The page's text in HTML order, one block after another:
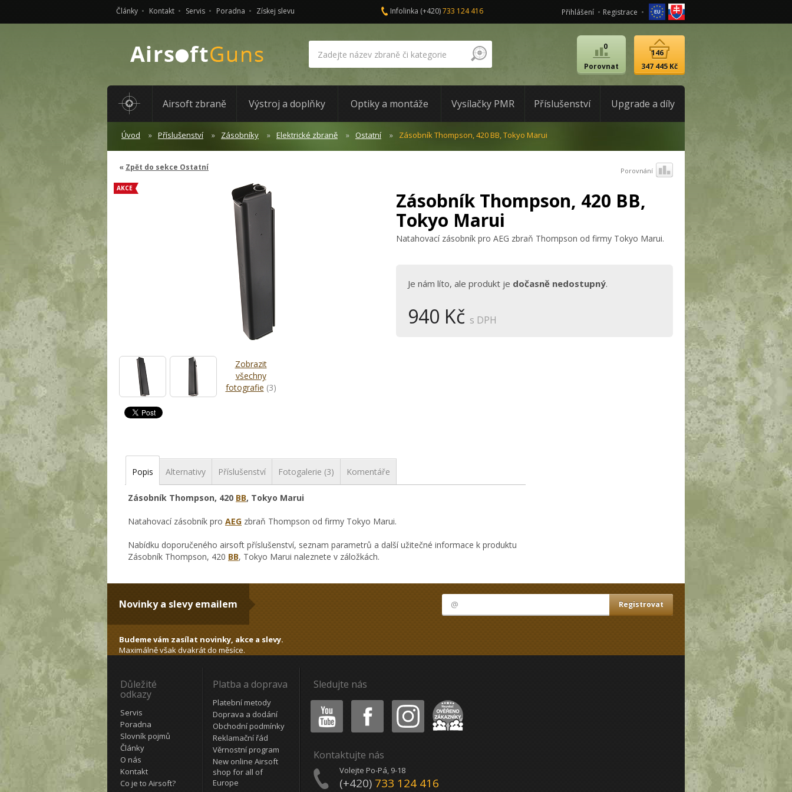
Články Kontakt Servis Poradna Získej slevu Infolinka (+420)733 124 416 Přihlášení Registrace
Porovnat
0
347 445 Kč
146
Airsoft zbraně Výstroj a doplňky Optiky a montáže Vysílačky PMR Příslušenství Upgrade a díly
Úvod Příslušenství Zásobníky Elektrické zbraně Ostatní Zásobník Thompson, 420 BB, Tokyo Marui
Zpět do sekce Ostatní Porovnání
Zobrazit
všechny
fotografie (3)
AKCE
Zásobník Thompson, 420 BB,
Tokyo Marui
Natahovací zásobník pro AEG zbraň Thompson od firmy Tokyo Marui.
Je nám líto, ale produkt je dočasně nedostupný.
940 Kč s DPH
Popis Alternativy Příslušenství Fotogalerie (3) Komentáře
Zásobník Thompson, 420 BB, Tokyo Marui
Natahovací zásobník pro AEG zbraň Thompson od firmy Tokyo Marui.
Nabídku doporučeného airsoft příslušenství, seznam parametrů a další užitečné informace k produktu
Zásobník Thompson, 420 BB, Tokyo Marui naleznete v záložkách.
Novinky a slevy emailem
Budeme vám zasílat novinky, akce a slevy.
Maximálně však dvakrát do měsíce.
Důležité
odkazy
Servis
Poradna
Slovník pojmů
Články
O nás
Kontakt
Co je to Airsoft?
Platba a doprava
Platební metody
Doprava a dodání
Obchodní podmínky
Reklamační řád
Věrnostní program
New online Airsoft
shop for all of
Europe
Sledujte nás
Youtube Facebook Instagram Heureka
Kontaktujte nás
Volejte Po-Pá, 9-18
(+420) 733 124 416